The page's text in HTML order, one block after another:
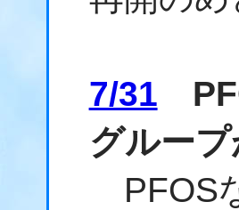
7/31
グルー
PFOS